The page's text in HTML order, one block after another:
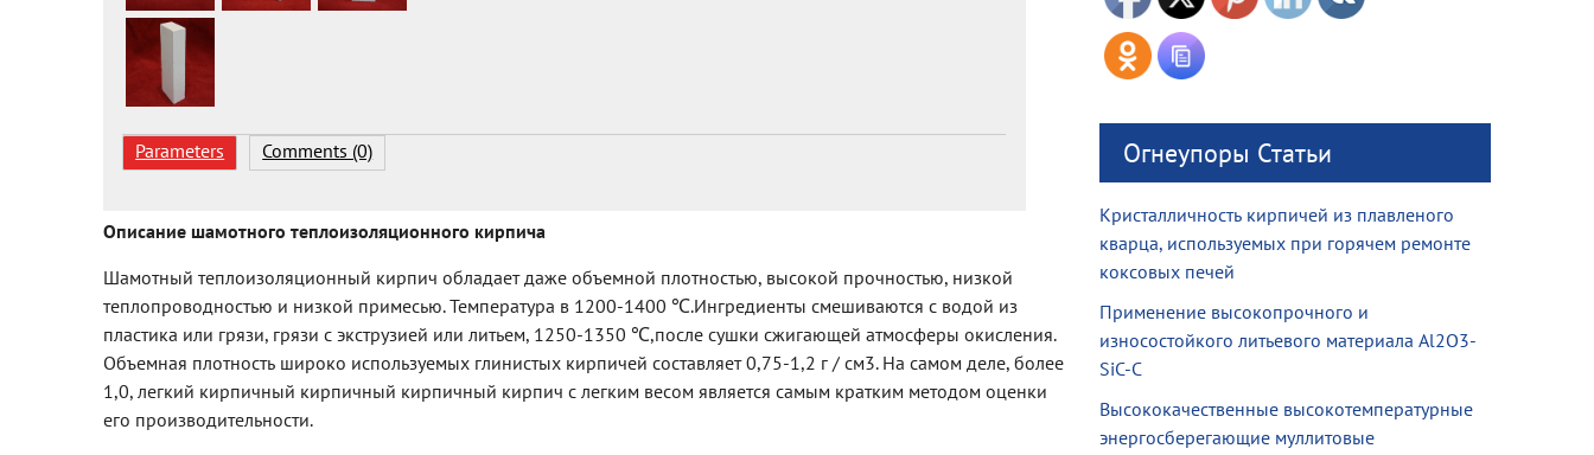
Parameters Comments (0)
Описание шамотного теплоизоляционного кирпича
Шамотный теплоизоляционный кирпич обладает даже объемной плотностью, высокой прочностью, низкой
теплопроводностью и низкой примесью. Температура в 1200-1400 ℃.Ингредиенты смешиваются с водой из
пластика или грязи, грязи с экструзией или литьем, 1250-1350 ℃,после сушки сжигающей атмосферы окисления.
Объемная плотность широко используемых глинистых кирпичей составляет 0,75-1,2 г / см3. На самом деле, более
1,0, легкий кирпичный кирпичный кирпичный кирпич с легким весом является самым кратким методом оценки
его производительности.
Огнеупоры Статьи
Кристалличность кирпичей из плавленого
кварца, используемых при горячем ремонте
коксовых печей
Применение высокопрочного и
износостойкого литьевого материала Al2O3-
SiC-C
Высококачественные высокотемпературные
энергосберегающие муллитовые